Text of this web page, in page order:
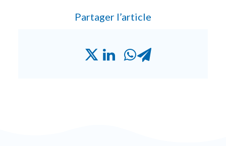
Partager l’article